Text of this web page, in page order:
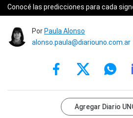
Conocé las predicciones para cada
Por Paula Alonso
alonso.paula@diariouno.com.ar
Agregar Diario